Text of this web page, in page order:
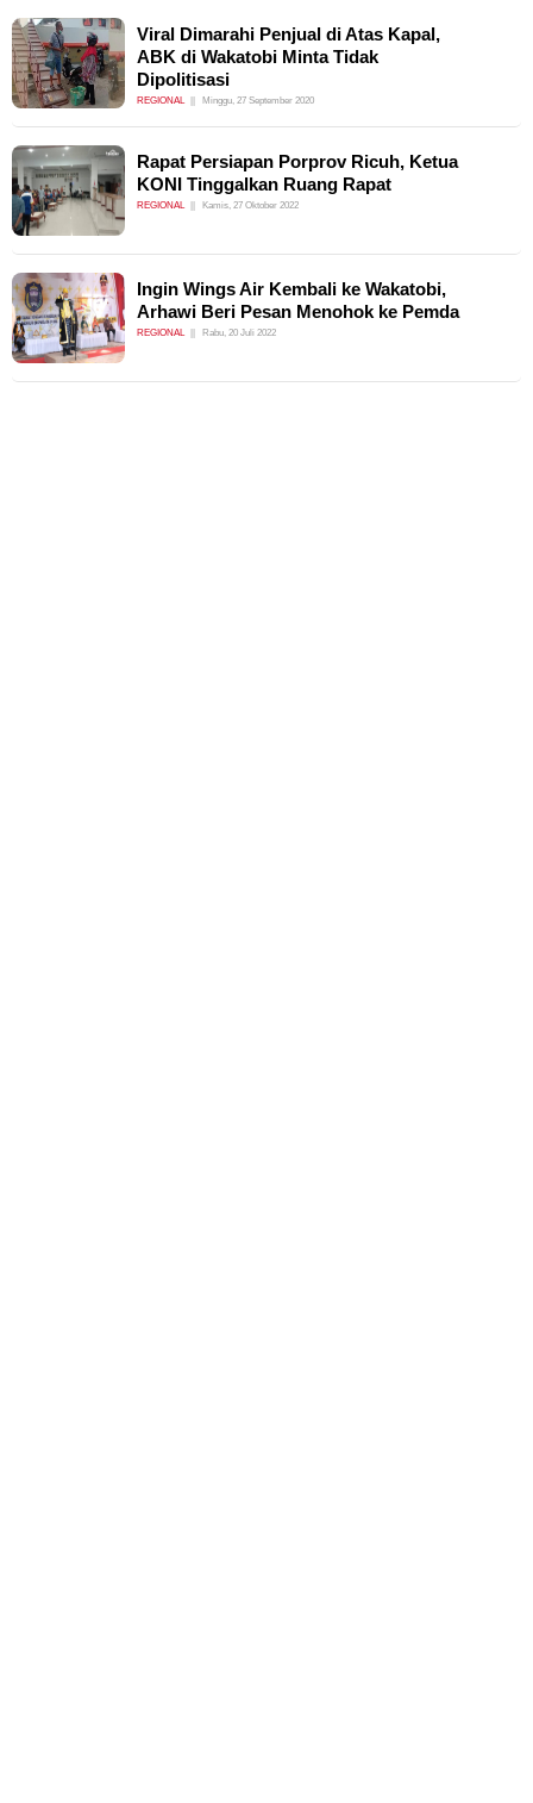
Viral Dimarahi Penjual di Atas Kapal,
ABK di Wakatobi Minta Tidak
Dipolitisasi
REGIONAL Minggu, 27 September 2020
Rapat Persiapan Porprov Ricuh, Ketua
KONI Tinggalkan Ruang Rapat
REGIONAL Kamis, 27 Oktober 2022
Ingin Wings Air Kembali ke Wakatobi,
Arhawi Beri Pesan Menohok ke Pemda
REGIONAL Rabu, 20 Juli 2022